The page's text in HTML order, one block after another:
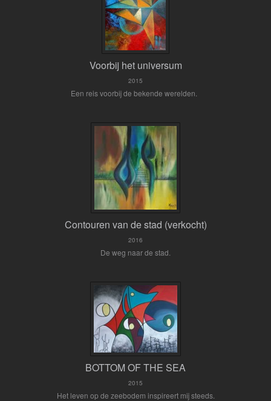
Voorbij het universum
2015
Een reis voorbij de bekende werelden.
Contouren van de stad (verkocht)
2016
De weg naar de stad.
BOTTOM OF THE SEA
2015
Het leven op de zeebodem inspireert mij steeds.